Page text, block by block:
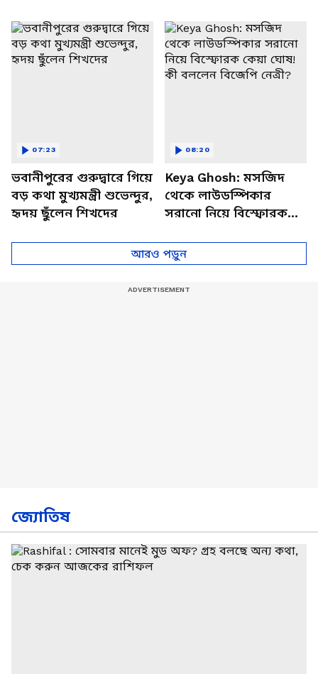
পাপিয়া
দিদিরা চরম সঙ্কটে
ভবানীপুরের গুরুদ্বারে গিয়ে
বড় কথা মুখ্যমন্ত্রী শুভেন্দুর,
হৃদয় ছুঁলেন শিখদের
07:23
Keya Ghosh: মসজিদ
থেকে লাউডস্পিকার
সরানো নিয়ে বিস্ফোরক
বিজেপি নেত্রী?
08:20
আরও পড়ুন
জ্যোতিষ